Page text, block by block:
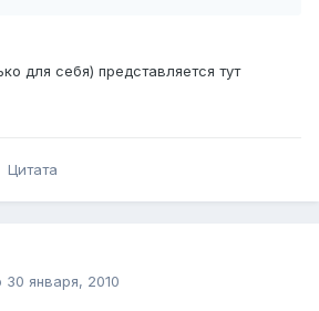
для себя) представляется тут
Цитата
30 января, 2010